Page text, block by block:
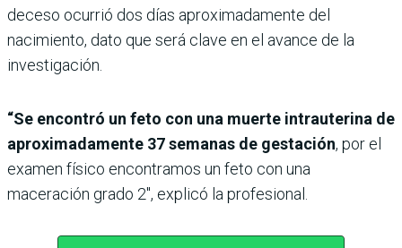
deceso ocurrió dos días aproximadamente del
nacimiento, dato que será clave en el avance de la
investigación.
“Se encontró un feto con una muerte intrauterina de
aproximadamente 37 semanas de gestación, por el
examen físico encontramos un feto con una
maceración grado 2″, explicó la profesional.